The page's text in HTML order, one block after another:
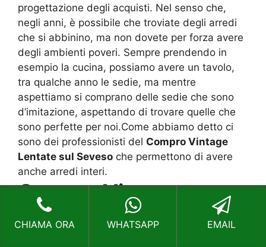
progettazione degli acquisti. Nel senso che,
negli anni, è possibile che troviate degli arredi
che si abbinino, ma non dovete per forza avere
degli ambienti poveri. Sempre prendendo in
esempio la cucina, possiamo avere un tavolo,
tra qualche anno le sedie, ma mentre
aspettiamo si comprano delle sedie che sono
d’imitazione, aspettando di trovare quelle che
sono perfette per noi.Come abbiamo detto ci
sono dei professionisti del Compro Vintage
Lentate sul Seveso che permettono di avere
anche arredi interi.
Compro Vintage
Lentate sul Seveso,
CHIAMA ORA WHATSAPP EMAIL